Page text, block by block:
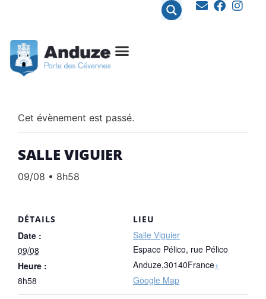
Cet évènement est passé.
SALLE VIGUIER
09/08 • 8h58
DÉTAILS
Date :
09/08
Heure :
8h58
LIEU
Salle Viguier
Espace Pélico, rue Pélico
Anduze,30140France+
Google Map